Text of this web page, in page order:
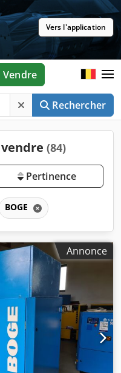
Vers l'application
Rechercher
Vendre
vendre (84)
Pertinence
BOGE
Annonce